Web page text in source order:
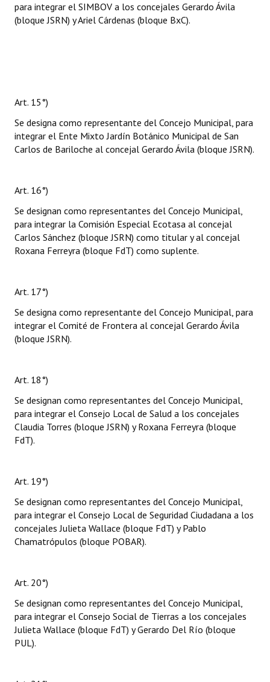
para integrar el SIMBOV a los concejales Gerardo Ávila
(bloque JSRN) y Ariel Cárdenas (bloque BxC).
Art. 15°)
Se designa como representante del Concejo Municipal, para
integrar el Ente Mixto Jardín Botánico Municipal de San
Carlos de Bariloche al concejal Gerardo Ávila (bloque JSRN).
Art. 16°)
Se designan como representantes del Concejo Municipal,
para integrar la Comisión Especial Ecotasa al concejal
Carlos Sánchez (bloque JSRN) como titular y al concejal
Roxana Ferreyra (bloque FdT) como suplente.
Art. 17°)
Se designa como representante del Concejo Municipal, para
integrar el Comité de Frontera al concejal Gerardo Ávila
(bloque JSRN).
Art. 18°)
Se designan como representantes del Concejo Municipal,
para integrar el Consejo Local de Salud a los concejales
Claudia Torres (bloque JSRN) y Roxana Ferreyra (bloque
FdT).
Art. 19°)
Se designan como representantes del Concejo Municipal,
para integrar el Consejo Local de Seguridad Ciudadana a los
concejales Julieta Wallace (bloque FdT) y Pablo
Chamatrópulos (bloque POBAR).
Art. 20°)
Se designan como representantes del Concejo Municipal,
para integrar el Consejo Social de Tierras a los concejales
Julieta Wallace (bloque FdT) y Gerardo Del Río (bloque
PUL).